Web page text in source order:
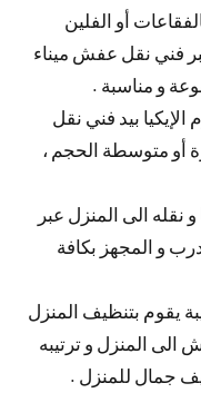
أو الفلين
فني نقل عفش ميناء
و مناسبة .
بيد فني نقل
أو متوسطة الحجم ،
و نقله الى المنزل عبر
و المجهز بكافة
يقوم بتنظيف المنزل
الى المنزل و ترتيبه
جمال للمنزل .